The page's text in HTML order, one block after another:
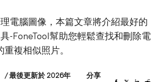
電腦圖像，本篇文章將介紹最好的
-FoneTool幫助您輕鬆查找和刪除電
複相似照片。
/ 最後更新於 2026年
分享